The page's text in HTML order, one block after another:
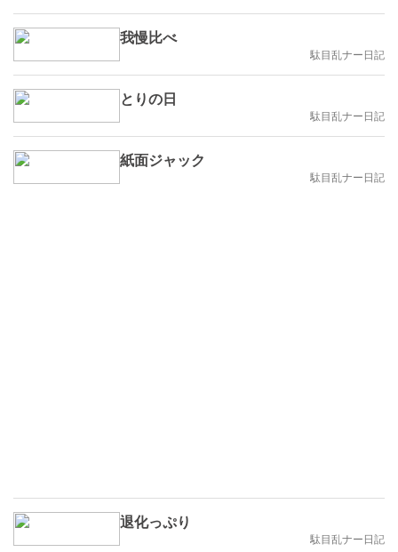
我慢比べ
駄目乱ナー日記
とりの日
駄目乱ナー日記
紙面ジャック
駄目乱ナー日記
退化っぷり
駄目乱ナー日記